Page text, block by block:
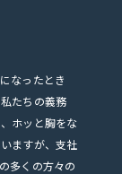
なったとき
たちの義務
ホッと胸をな
ますが、支社
多くの方々の